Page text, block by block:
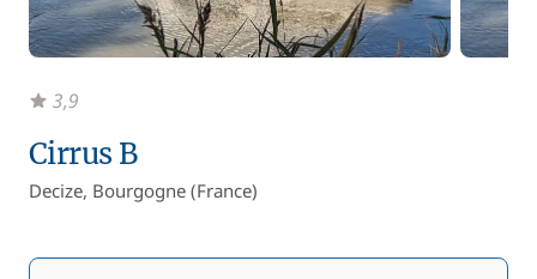
Cirrus B
Decize, Bourgogne (France)
3,9